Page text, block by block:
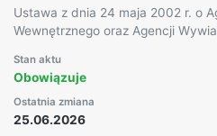
Ustawa z dnia 24 maja 2002 r. o
Wewnętrznego oraz Agencji
Stan aktu
Obowiązuje
Ostatnia zmiana
25.06.2026